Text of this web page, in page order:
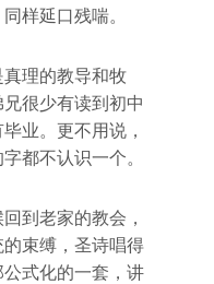
样延口残喘。
理的教导和牧
很少有读到初中
业。更不用说，
都不认识一个。
到老家的教会，
束缚，圣诗唱得
式化的一套，讲